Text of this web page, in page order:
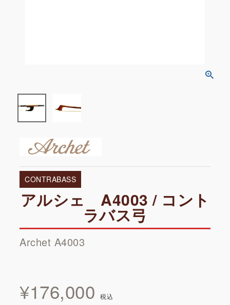
CONTRABASS
アルシェ A4003 / コント
ラバス弓
Archet A4003
¥176,000 税込